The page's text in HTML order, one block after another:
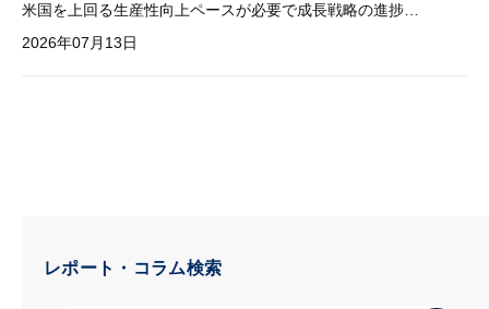
米国を上回る生産性向上ペースが必要で成長戦略の進捗管理も課題
2026年07月13日
レポート・コラム検索